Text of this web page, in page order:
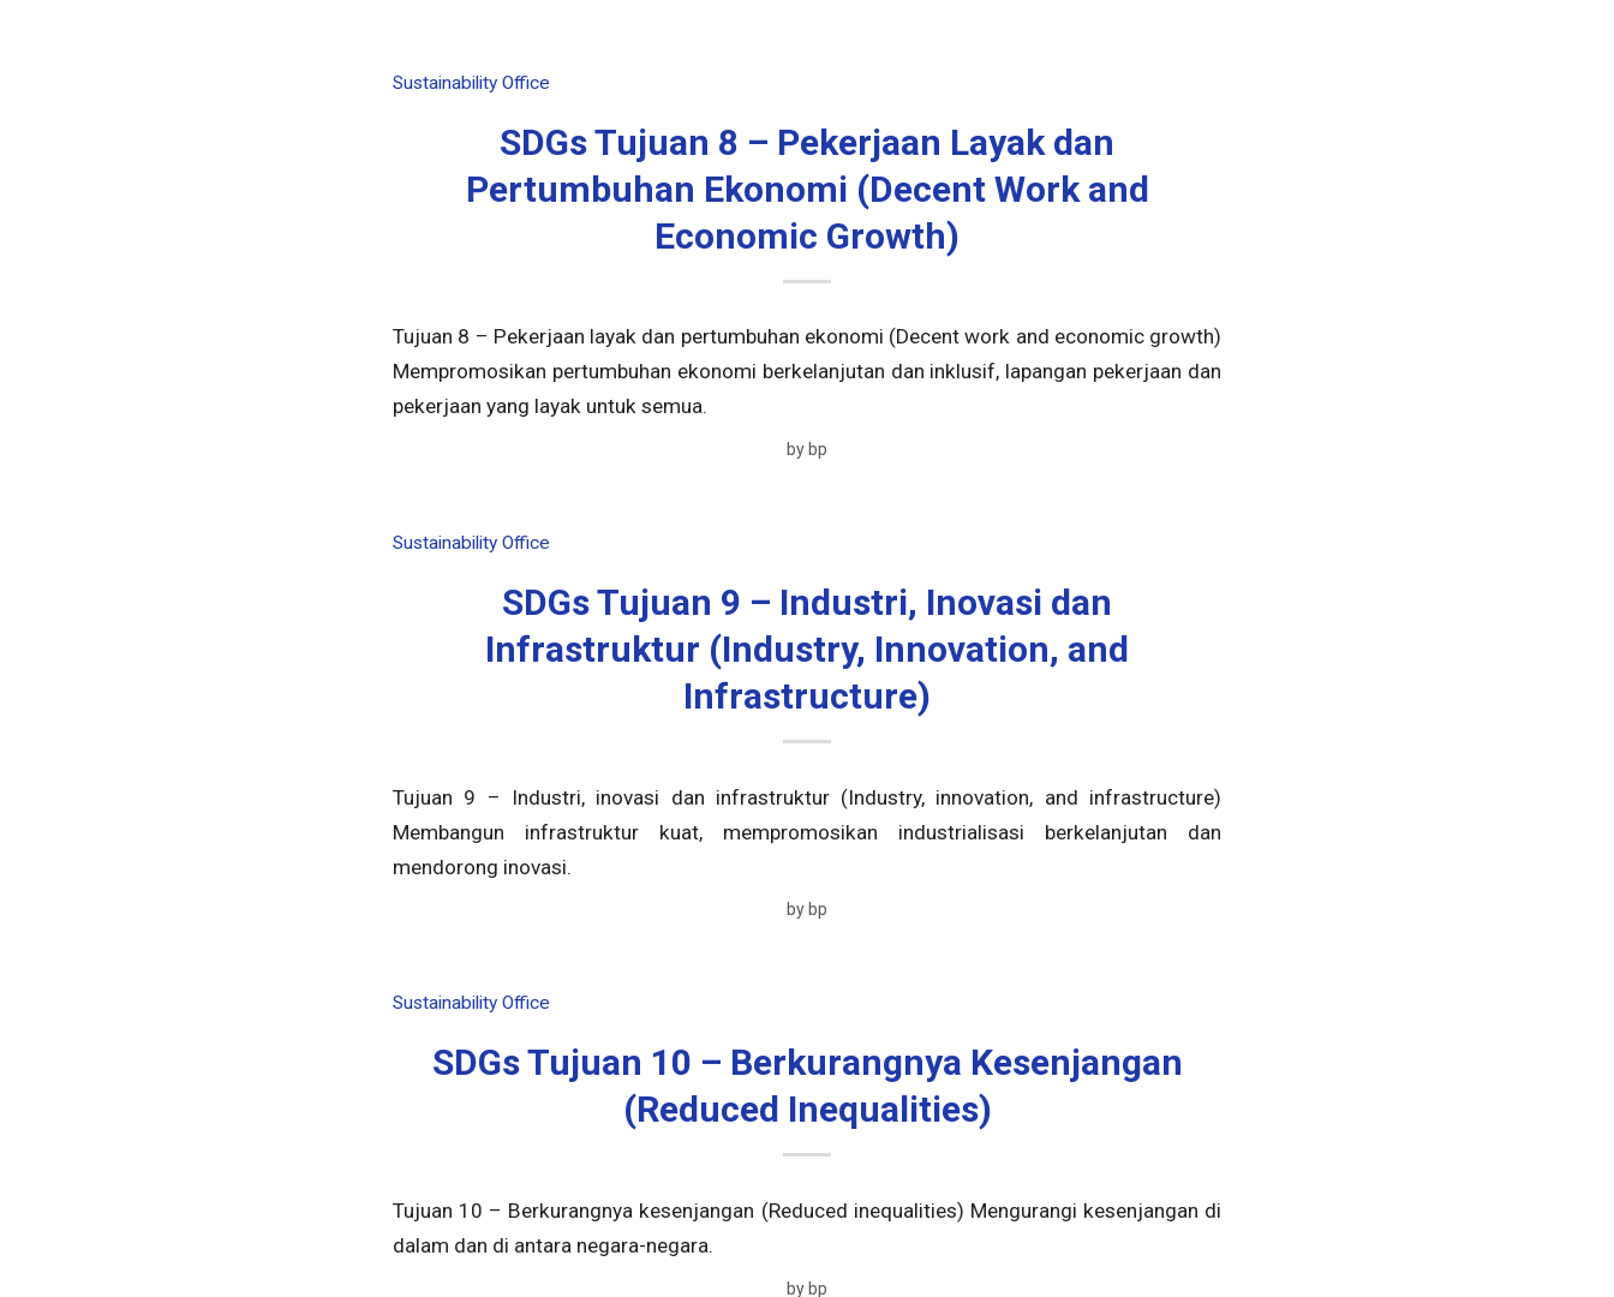
Sustainability Office
SDGs Tujuan 8 – Pekerjaan Layak dan
Pertumbuhan Ekonomi (Decent Work and
Economic Growth)
Tujuan 8 – Pekerjaan layak dan pertumbuhan ekonomi (Decent work and economic growth)
Mempromosikan pertumbuhan ekonomi berkelanjutan dan inklusif, lapangan pekerjaan dan
pekerjaan yang layak untuk semua.
by bp
Sustainability Office
SDGs Tujuan 9 – Industri, Inovasi dan
Infrastruktur (Industry, Innovation, and
Infrastructure)
Tujuan 9 – Industri, inovasi dan infrastruktur (Industry, innovation, and infrastructure)
Membangun infrastruktur kuat, mempromosikan industrialisasi berkelanjutan dan
mendorong inovasi.
by bp
Sustainability Office
SDGs Tujuan 10 – Berkurangnya Kesenjangan
(Reduced Inequalities)
Tujuan 10 – Berkurangnya kesenjangan (Reduced inequalities) Mengurangi kesenjangan di
dalam dan di antara negara-negara.
by bp